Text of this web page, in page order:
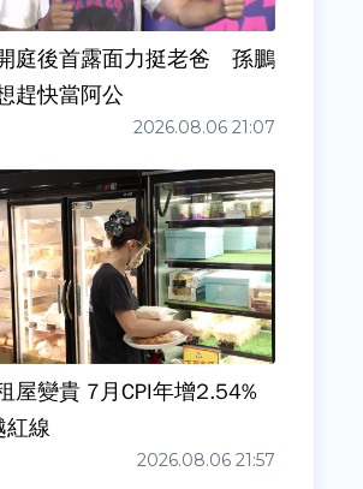
庭後首露面力挺老爸 孫鵬
趕快當阿公
2026.08.06 21:07
屋變貴 7月CPI年增2.54%
紅線
2026.08.06 21:57